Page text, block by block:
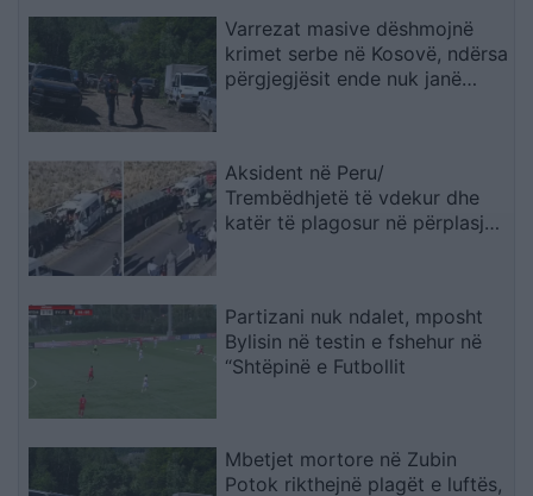
Varrezat masive dëshmojnë
krimet serbe në Kosovë, ndërsa
përgjegjësit ende nuk janë
Aksident në Peru/
Trembëdhjetë të vdekur dhe
katër të plagosur në përplasjen
Partizani nuk ndalet, mposht
Bylisin në testin e fshehur në
“Shtëpinë e Futbollit
Mbetjet mortore në Zubin
Potok rikthejnë plagët e luftës,